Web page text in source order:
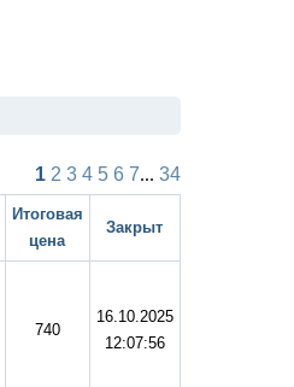
1 2 3 4 5 6 7... 34
Итоговая
цена
Закрыт
740
16.10.2025
12:07:56